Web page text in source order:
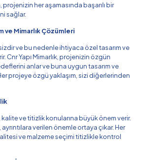
projenizin her aşamasında başarılı bir
sağlar.
ve Mimarlık Çözümleri
ve bu nedenle ihtiyaca özel tasarım ve
Cnr Yapı Mimarlık, projenizin özgün
anlar ve buna uygun tasarım ve
projeye özgü yaklaşım, sizi diğerlerinden
kalite ve titizlik konularına büyük önem verir.
verilen önemle ortaya çıkar. Her
ve malzeme seçimi titizlikle kontrol